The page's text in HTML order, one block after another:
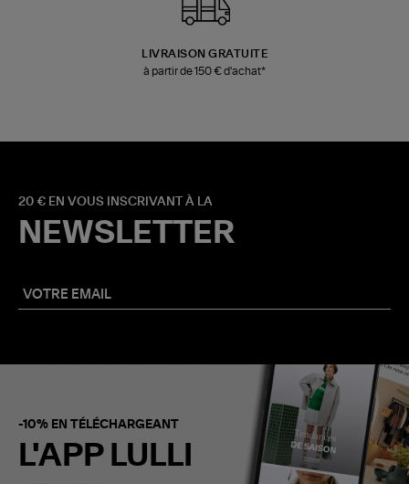
LIVRAISON GRATUITE
à partir de 150 € d'achat*
20 € EN VOUS INSCRIVANT À LA
NEWSLETTER
-10% EN TÉLÉCHARGEANT
L'APP LULLI